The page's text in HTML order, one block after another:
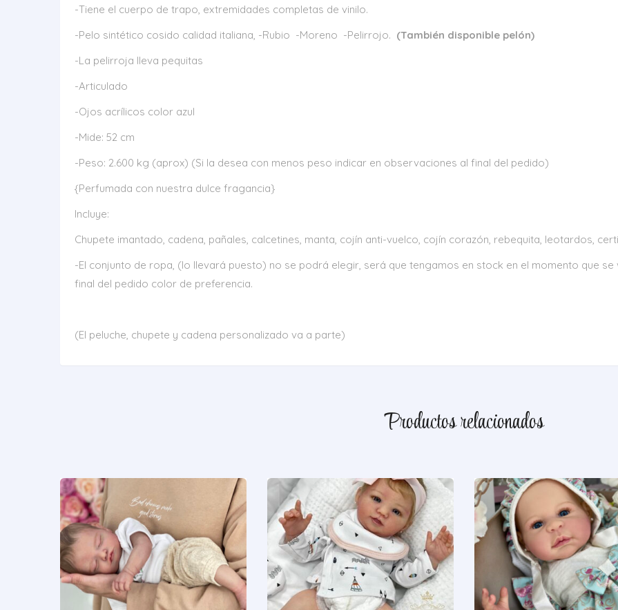
-Tiene el cuerpo de trapo, extremidades completas de vinilo.
-Pelo sintético cosido calidad italiana, -Rubio -Moreno -Pelirrojo. (También disponible pelón)
-La pelirroja lleva pequitas
-Articulado
-Ojos acrílicos color azul
-Mide: 52 cm
-Peso: 2.600 kg (aprox) (Si la desea con menos peso indicar en observaciones al final del pedido)
{Perfumada con nuestra dulce fragancia}
Incluye:
Chupete imantado, cadena, pañales, calcetines, manta, cojín anti-vuelco, cojín corazón, rebequita, leotardos,
-El conjunto de ropa, (lo llevará puesto) no se podrá elegir, será que tengamos en stock en el momento que
final del pedido color de preferencia.
(El peluche, chupete y cadena personalizado va a parte)
Productos relacionados